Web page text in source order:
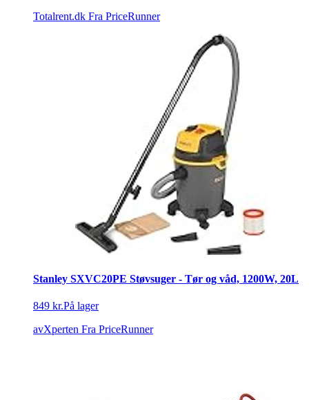
Totalrent.dk Fra PriceRunner
Stanley SXVC20PE Støvsuger - Tør og våd, 1200W, 20L
849 kr.På lager
avXperten Fra PriceRunner